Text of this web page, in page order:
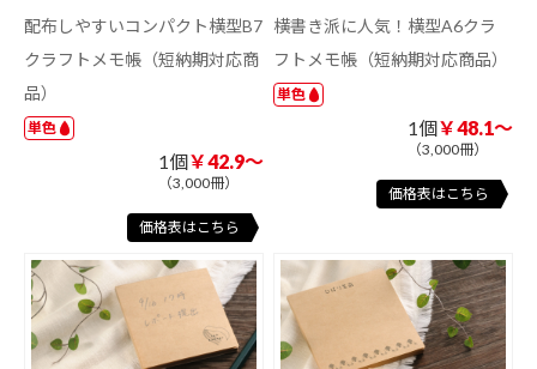
配布しやすいコンパクト横型B7
クラフトメモ帳（短納期対応商
品）
単色
1個￥42.9～
（3,000冊）
価格表はこちら
横書き派に人気！横型A6クラ
フトメモ帳（短納期対応商品）
単色
1個￥48.1～
（3,000冊）
価格表はこちら